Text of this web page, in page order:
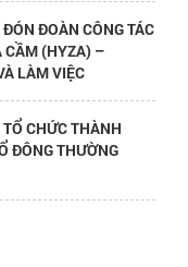
ĐOÀN CÔNG TÁC
CẦM (HYZA) –
LÀM VIỆC
CHỨC THÀNH
ĐÔNG THƯỜNG